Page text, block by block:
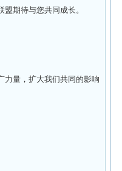
期待与您共同成长。
力量，扩大我们共同的影响